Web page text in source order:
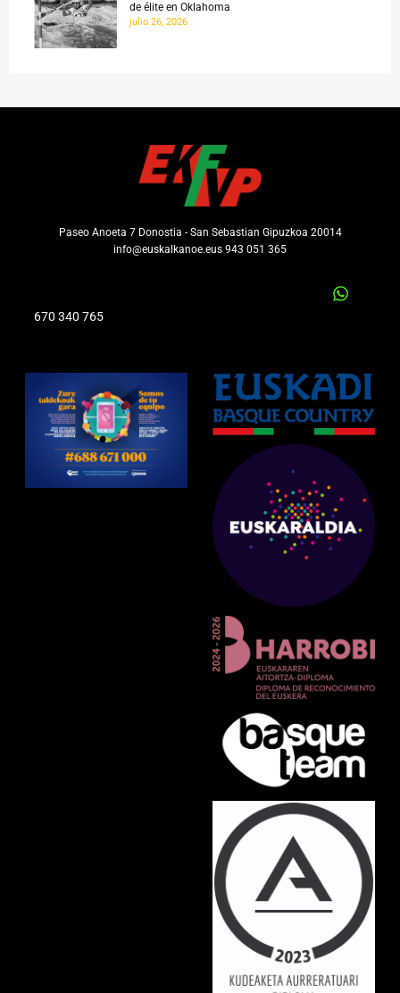
de élite en Oklahoma
julio 26, 2026
Paseo Anoeta 7 Donostia - San Sebastian Gipuzkoa 20014
info@euskalkanoe.eus 943 051 365
670 340 765